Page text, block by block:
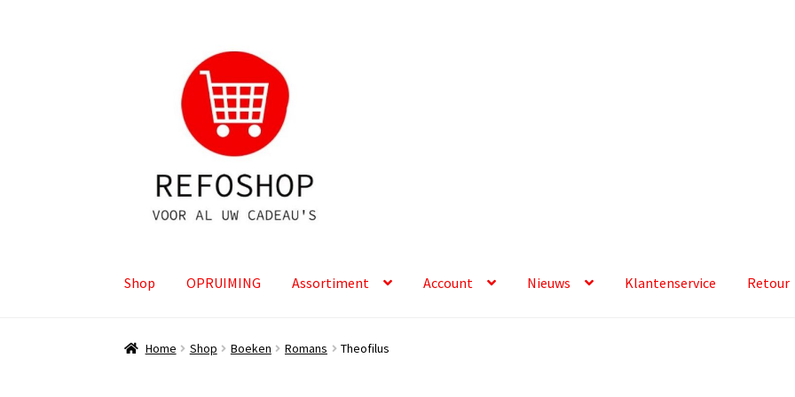
Shop OPRUIMING Assortiment Account Nieuws Klantenservice Retour
Home Shop Boeken Romans Theofilus